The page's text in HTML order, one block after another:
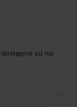
dostępne są na